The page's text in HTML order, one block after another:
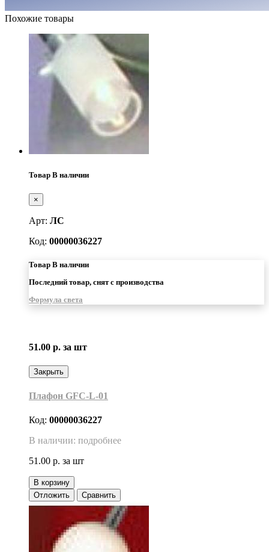
Похожие товары
Товар В наличии
×
Арт: ЛС
Код: 00000036227
Товар В наличии
Последний товар, снят с производства
Формула света
51.00 р. за шт
Закрыть
Плафон GFC-L-01
Код: 00000036227
В наличии: подробнее
51.00 р. за шт
В корзину
Отложить
Сравнить